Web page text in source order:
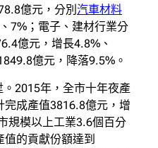
億元，分別 汽車材料
7%；電子、建材行業分
億元，增長4.8%、
億元，降落9.5%。
2015年，全市十年夜產
完成產值3816.8億元，增
規模以上工業3.6個百分
的貢獻份額達到